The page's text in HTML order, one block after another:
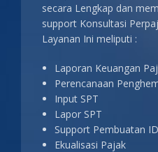
secara Lengkap dan
support Konsultasi
Layanan Ini meliputi :
Laporan Keuangan
Perencanaan
Input SPT
Lapor SPT
Support Pembuatan
Ekualisasi Pajak